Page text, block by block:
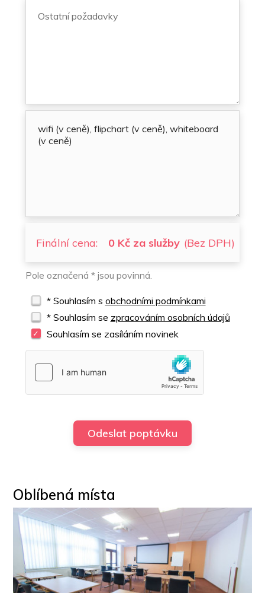
Finální cena: 0 Kč za služby (Bez DPH)
Pole označená * jsou povinná.
* Souhlasím s obchodními podmínkami
* Souhlasím se zpracováním osobních údajů
Souhlasím se zasíláním novinek
Oblíbená místa